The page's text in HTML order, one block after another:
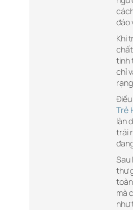
đáo
Khi
tinh
chỉ
Điều
Trẻ
làn
trải
Sau
thư
mà
như